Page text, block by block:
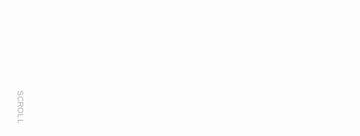
SCROLL